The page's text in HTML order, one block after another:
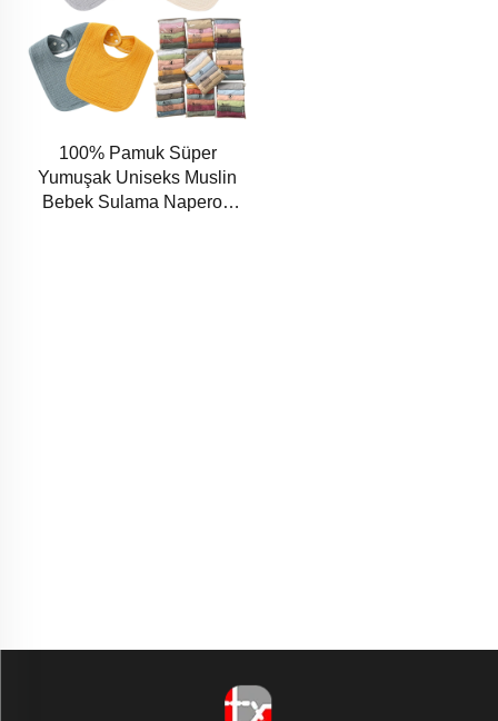
100% Pamuk Süper
Yumuşak Uniseks Muslin
Bebek Sulama Naperon